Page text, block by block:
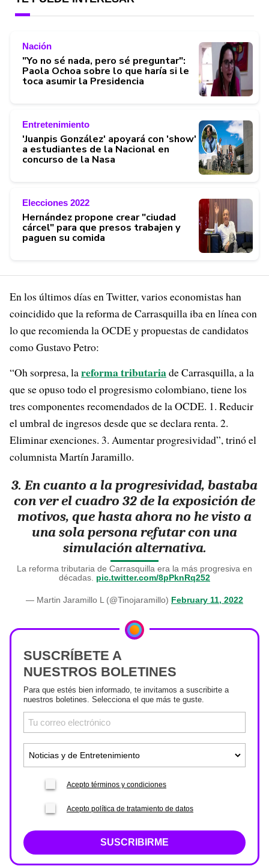
Nación
"Yo no sé nada, pero sé preguntar":
Paola Ochoa sobre lo que haría si le
toca asumir la Presidencia
Entretenimiento
'Juanpis González' apoyará con 'show'
a estudiantes de la Nacional en
concurso de la Nasa
Elecciones 2022
Hernández propone crear "ciudad
cárcel" para que presos trabajen y
paguen su comida
En los últimos días en Twitter, varios economistas han
coincidido que la reforma de Carrasquilla iba en línea con
lo que recomienda la OCDE y propuestas de candidatos
como Gustavo Petro:
“Oh sorpresa, lareforma tributariade Carrasquilla, a la
que se opuso todo el progresismo colombiano, tiene los
tres componentes recomendados de la OCDE. 1. Reducir
el umbral de ingresos desde que se declara renta. 2.
Eliminar exenciones. 3. Aumentar progresividad”, trinó el
columnista Martín Jaramillo.
3. En cuanto a la progresividad, bastaba
con ver el cuadro 32 de la exposición de
motivos, que hasta ahora no he visto a
una sola persona refutar con una
simulación alternativa.
La reforma tributaria de Carrasquilla era la más progresiva en
décadas. pic.twitter.com/8pPknRq252
— Martin Jaramillo L (@Tinojaramillo) February 11, 2022
SUSCRÍBETE A
NUESTROS BOLETINES
Para que estés bien informado, te invitamos a suscribirte a
nuestros boletines. Selecciona el que más te guste.
Acepto términos y condiciones
Acepto política de tratamiento de datos
SUSCRIBIRME